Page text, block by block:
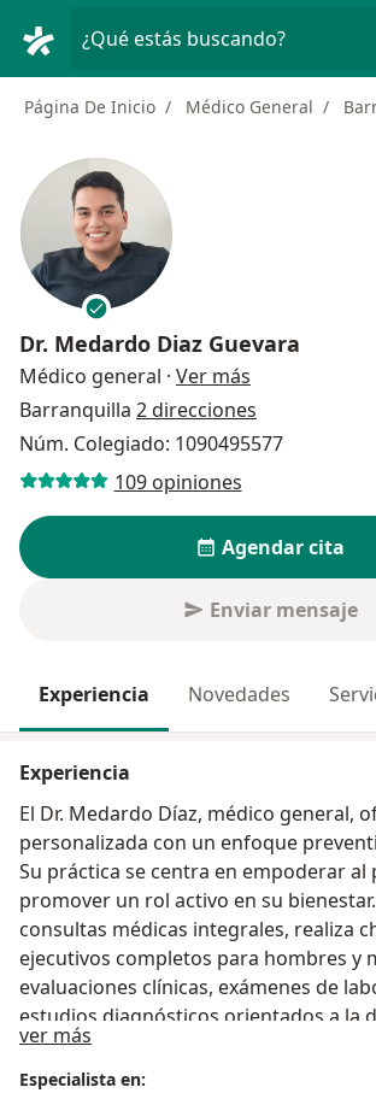
¿Qué estás buscando?
Página De Inicio Médico General
Dr. Medardo Diaz Guevara
Médico general · Ver más
Barranquilla 2 direcciones
Núm. Colegiado: 1090495577
109 opiniones
Agendar cita
Enviar mensaje
Experiencia Novedades
Experiencia
El Dr. Medardo Díaz, médico general,
personalizada con un enfoque
Su práctica se centra en empoderar al
promover un rol activo en su
consultas médicas integrales, realiza
ejecutivos completos para hombres y
evaluaciones clínicas, exámenes de
estudios diagnósticos orientados a la
temprana y a la promoción de una
largo plazo.
ver más
Especialista en: